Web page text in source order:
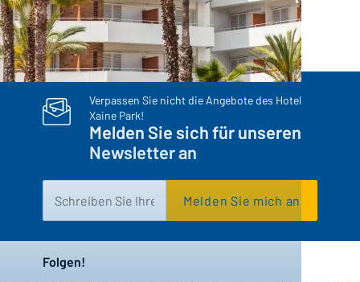
Inicio/Motor de reservas
Verpassen Sie nicht die Angebote des Hotel
Xaine Park!
Melden Sie sich für unseren
Newsletter an
Melden Sie mich an
Folgen!